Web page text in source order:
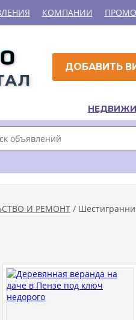
КОМПАНИИ ПРОМО
ДОБАВИТЬ
И РЕМОНТ /